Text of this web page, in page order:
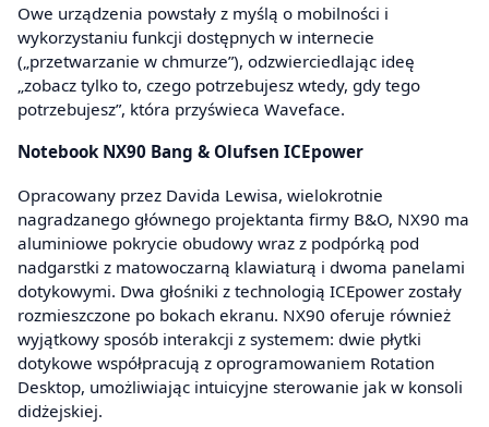
Owe urządzenia powstały z myślą o mobilności i
wykorzystaniu funkcji dostępnych w internecie
(„przetwarzanie w chmurze”), odzwierciedlając ideę
„zobacz tylko to, czego potrzebujesz wtedy, gdy tego
potrzebujesz”, która przyświeca Waveface.
Notebook NX90 Bang & Olufsen ICEpower
Opracowany przez Davida Lewisa, wielokrotnie
nagradzanego głównego projektanta firmy B&O, NX90 ma
aluminiowe pokrycie obudowy wraz z podpórką pod
nadgarstki z matowoczarną klawiaturą i dwoma panelami
dotykowymi. Dwa głośniki z technologią ICEpower zostały
rozmieszczone po bokach ekranu. NX90 oferuje również
wyjątkowy sposób interakcji z systemem: dwie płytki
dotykowe współpracują z oprogramowaniem Rotation
Desktop, umożliwiając intuicyjne sterowanie jak w konsoli
didżejskiej.